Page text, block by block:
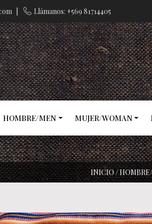
Llámanos: +569 81714405
HOMBRE/MEN MUJER/WOMAN
INICIO/